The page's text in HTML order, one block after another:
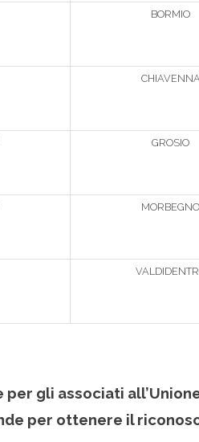
BORMIO
CHIAVENNA
GROSIO
MORBEGNO
gli associati
per ottenere il